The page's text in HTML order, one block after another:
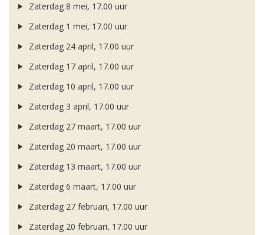
Zaterdag 8 mei, 17.00 uur
Zaterdag 1 mei, 17.00 uur
Zaterdag 24 april, 17.00 uur
Zaterdag 17 april, 17.00 uur
Zaterdag 10 april, 17.00 uur
Zaterdag 3 april, 17.00 uur
Zaterdag 27 maart, 17.00 uur
Zaterdag 20 maart, 17.00 uur
Zaterdag 13 maart, 17.00 uur
Zaterdag 6 maart, 17.00 uur
Zaterdag 27 februari, 17.00 uur
Zaterdag 20 februari, 17.00 uur